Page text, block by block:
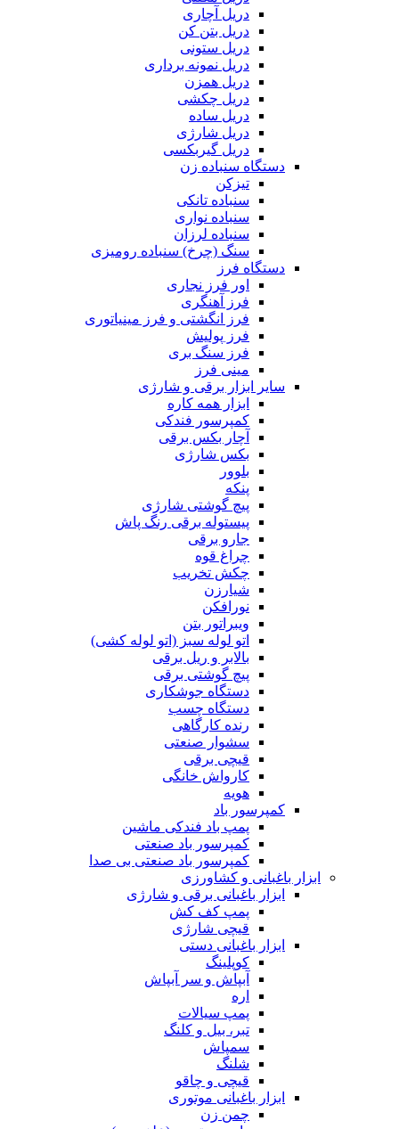
دریل آچاری
دریل بتن کن
دریل ستونی
دریل نمونه برداری
دریل همزن
دریل چکشی
دریل ساده
دریل شارژی
دریل گیربکسی
دستگاه سنباده زن
تیزکن
سنباده تانکی
سنباده نواری
سنباده لرزان
سنگ (چرخ) سنباده رومیزی
دستگاه فرز
اور فرز نجاری
فرز آهنگری
فرز انگشتی و فرز مینیاتوری
فرز پولیش
فرز سنگ بری
مینی فرز
سایر ابزار برقی و شارژی
ابزار همه کاره
کمپرسور فندکی
آچار بکس برقی
بکس شارژی
بلوور
پنکه
پیچ گوشتی شارژی
پیستوله برقی رنگ پاش
جارو برقی
چراغ قوه
چکش تخریب
شیارزن
نورافکن
ویبراتور بتن
اتو لوله سبز (اتو لوله کشی)
بالابر و ریل برقی
پیچ گوشتی برقی
دستگاه جوشکاری
دستگاه چسب
رنده کارگاهی
سشوار صنعتی
قیچی برقی
کارواش خانگی
هویه
کمپرسور باد
پمپ باد فندکی ماشین
کمپرسور باد صنعتی
کمپرسور باد صنعتی بی صدا
ابزار باغبانی و کشاورزی
ابزار باغبانی برقی و شارژی
پمپ کف کش
قیچی شارژی
ابزار باغبانی دستی
کوپلینگ
آبپاش و سر آبپاش
اره
پمپ سیالات
تبر، بیل و کلنگ
سمپاش
شلنگ
قیچی و چاقو
ابزار باغبانی موتوری
چمن زن